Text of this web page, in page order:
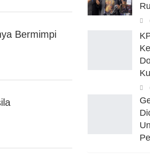
Bermimpi